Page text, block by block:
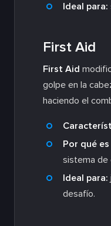
Ideal para:
First Aid
First Aid
golpe en la
haciendo el
Por qué
sistema de
Ideal para:
desafío.